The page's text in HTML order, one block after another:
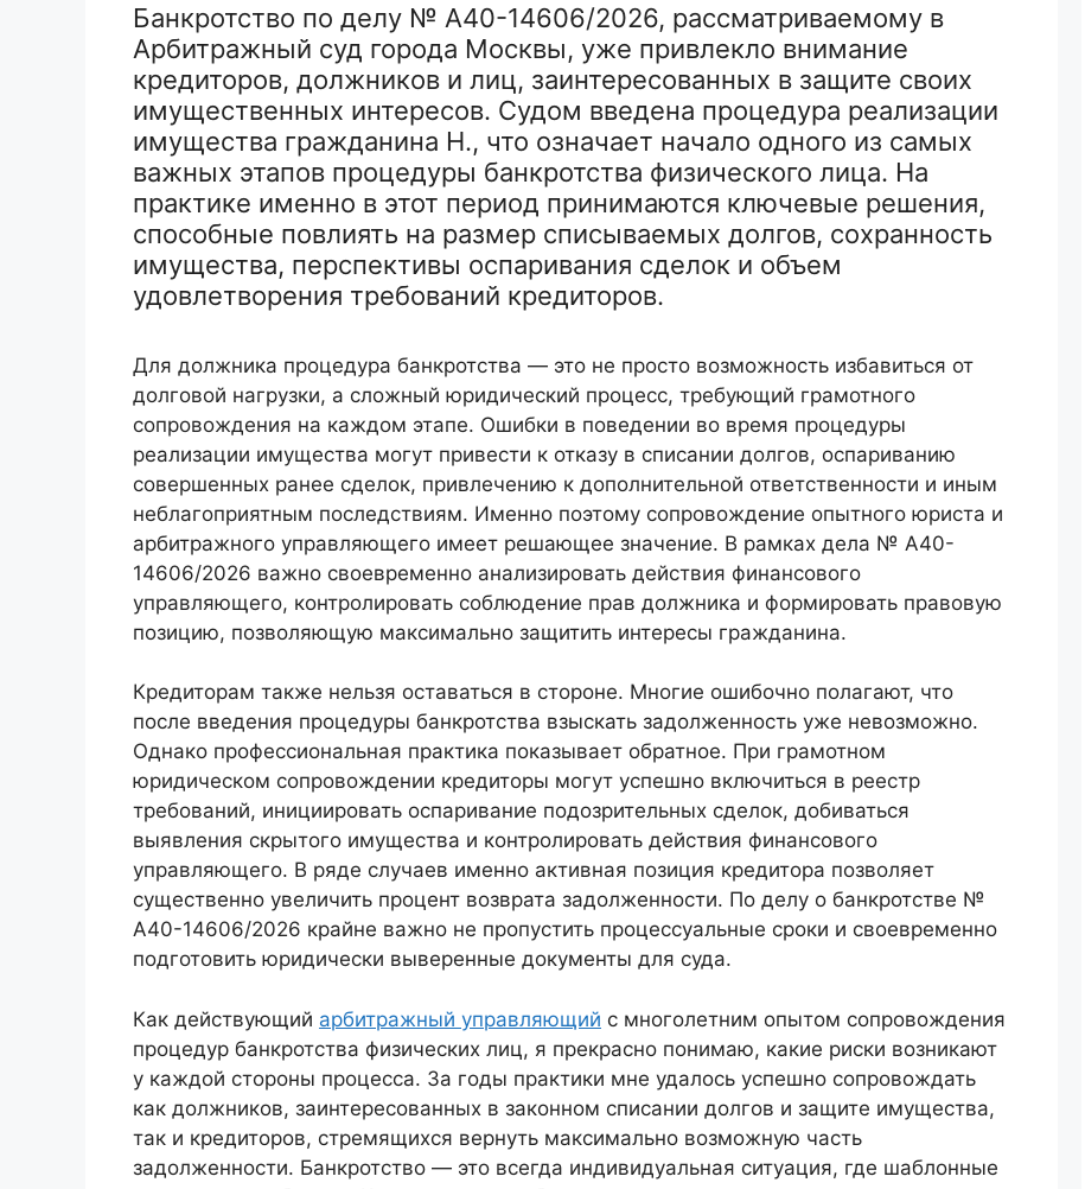
Банкротство по делу № А40-14606/2026, рассматриваемому в
Арбитражный суд города Москвы, уже привлекло внимание
кредиторов, должников и лиц, заинтересованных в защите своих
имущественных интересов. Судом введена процедура реализации
имущества гражданина Н., что означает начало одного из самых
важных этапов процедуры банкротства физического лица. На
практике именно в этот период принимаются ключевые решения,
способные повлиять на размер списываемых долгов, сохранность
имущества, перспективы оспаривания сделок и объем
удовлетворения требований кредиторов.
Для должника процедура банкротства — это не просто возможность избавиться от
долговой нагрузки, а сложный юридический процесс, требующий грамотного
сопровождения на каждом этапе. Ошибки в поведении во время процедуры
реализации имущества могут привести к отказу в списании долгов, оспариванию
совершенных ранее сделок, привлечению к дополнительной ответственности и иным
неблагоприятным последствиям. Именно поэтому сопровождение опытного юриста и
арбитражного управляющего имеет решающее значение. В рамках дела № А40-
14606/2026 важно своевременно анализировать действия финансового
управляющего, контролировать соблюдение прав должника и формировать правовую
позицию, позволяющую максимально защитить интересы гражданина.
Кредиторам также нельзя оставаться в стороне. Многие ошибочно полагают, что
после введения процедуры банкротства взыскать задолженность уже невозможно.
Однако профессиональная практика показывает обратное. При грамотном
юридическом сопровождении кредиторы могут успешно включиться в реестр
требований, инициировать оспаривание подозрительных сделок, добиваться
выявления скрытого имущества и контролировать действия финансового
управляющего. В ряде случаев именно активная позиция кредитора позволяет
существенно увеличить процент возврата задолженности. По делу о банкротстве №
А40-14606/2026 крайне важно не пропустить процессуальные сроки и своевременно
подготовить юридически выверенные документы для суда.
Как действующий арбитражный управляющий с многолетним опытом сопровождения
процедур банкротства физических лиц, я прекрасно понимаю, какие риски возникают
у каждой стороны процесса. За годы практики мне удалось успешно сопровождать
как должников, заинтересованных в законном списании долгов и защите имущества,
так и кредиторов, стремящихся вернуть максимально возможную часть
задолженности. Банкротство — это всегда индивидуальная ситуация, где шаблонные